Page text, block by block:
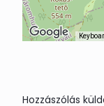
Hozzászólás